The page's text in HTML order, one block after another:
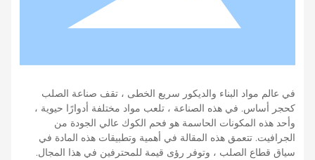
في عالم مواد البناء والديكور سريع الخطى ، تقف صناعة الصلب
كحجر أساس. في هذه الصناعة ، تلعب مواد مختلفة أدوارًا حيوية ،
وأحد هذه المكونات الحاسمة هو فحم الكوك عالي الجودة من
الجرافيت. تتعمق هذه المقالة في أهمية وتطبيقات هذه المادة في
سياق قطاع الصلب ، وتوفر رؤى قيمة للمحترفين في هذا المجال.